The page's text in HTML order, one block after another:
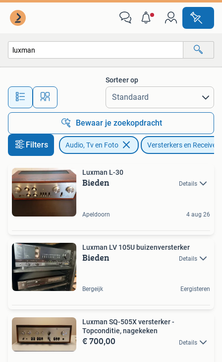
Alle afstanden…
Sorteer op
Bewaar je zoekopdracht
Filters Audio, Tv en Foto Versterkers en Receivers
Luxman L-30
Bieden Details
Apeldoorn 4 aug 26
Luxman LV 105U buizenversterker
Bieden Details
Bergeijk Eergisteren
Luxman SQ-505X versterker -
Topconditie, nagekeken
€ 700,00 Details